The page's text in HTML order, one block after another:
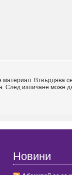
материал. Втвърдява
След изпичане може
Новини